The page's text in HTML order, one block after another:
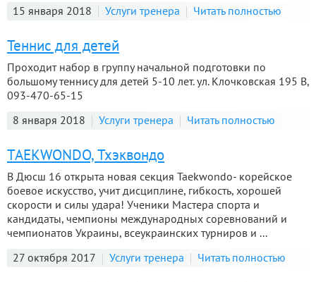
15 января 2018
Услуги тренера Читать полностью
Теннис для детей
Проходит набор в группу начальной подготовки по
большому теннису для детей 5-10 лет. ул. Клочковская 195 В,
093-470-65-15
8 января 2018
Услуги тренера Читать полностью
TAEKWONDO, Тхэквондо
В Дюсш 16 открыта новая секция Taekwondo- корейское
боевое искусство, учит дисциплине, гибкость, хорошей
скорости и силы удара! Ученики Мастера спорта и
кандидаты, чемпионы международных соревнований и
чемпионатов Украины, всеукраинских турниров и ...
27 октября 2017
Услуги тренера Читать полностью